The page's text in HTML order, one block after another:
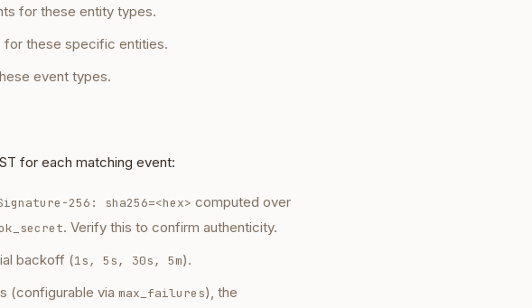
for these entity types.
these specific entities.
event types.
for each matching event:
256: sha256=<hex> computed over
. Verify this to confirm authenticity.
backoff (1s, 5s, 30s, 5m).
(configurable via max_failures), the